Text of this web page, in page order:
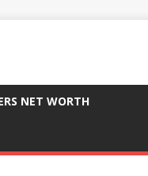
NET WORTH